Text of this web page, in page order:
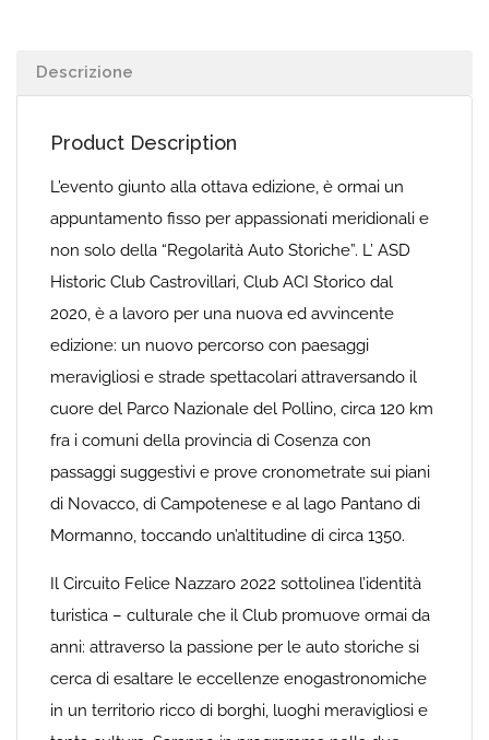
Descrizione
Product Description
L’evento giunto alla ottava edizione, è ormai un
appuntamento fisso per appassionati meridionali e
non solo della “Regolarità Auto Storiche”. L’ ASD
Historic Club Castrovillari, Club ACI Storico dal
2020, è a lavoro per una nuova ed avvincente
edizione: un nuovo percorso con paesaggi
meravigliosi e strade spettacolari attraversando il
cuore del Parco Nazionale del Pollino, circa 120 km
fra i comuni della provincia di Cosenza con
passaggi suggestivi e prove cronometrate sui piani
di Novacco, di Campotenese e al lago Pantano di
Mormanno, toccando un’altitudine di circa 1350.
Il Circuito Felice Nazzaro 2022 sottolinea l’identità
turistica – culturale che il Club promuove ormai da
anni: attraverso la passione per le auto storiche si
cerca di esaltare le eccellenze enogastronomiche
in un territorio ricco di borghi, luoghi meravigliosi e